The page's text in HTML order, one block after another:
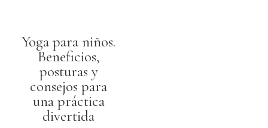
Yoga para niños.
Beneficios,
posturas y
consejos para
una práctica
divertida